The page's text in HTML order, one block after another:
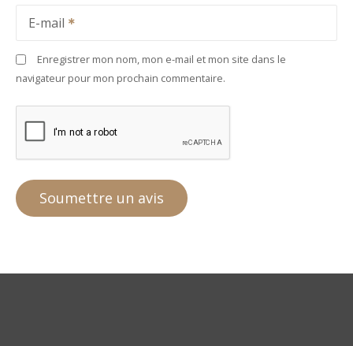
E-mail
Enregistrer mon nom, mon e-mail et mon site dans le
navigateur pour mon prochain commentaire.